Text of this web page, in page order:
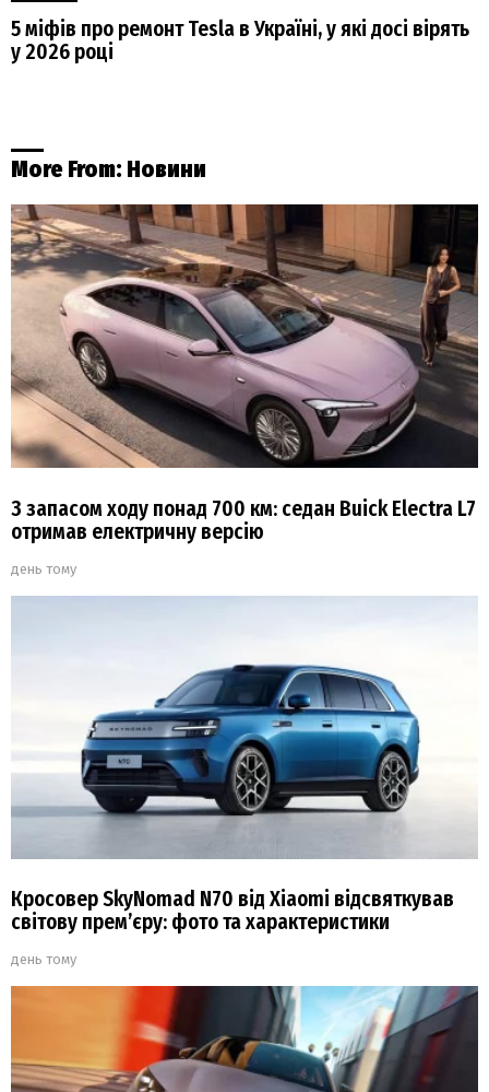
5 міфів про ремонт Tesla в Україні, у які досі вірять
у 2026 році
More From: Новини
З запасом ходу понад 700 км: седан Buick Electra L7
отримав електричну версію
день тому
Кросовер SkyNomad N70 від Xiaomi відсвяткував
світову прем’єру: фото та характеристики
день тому